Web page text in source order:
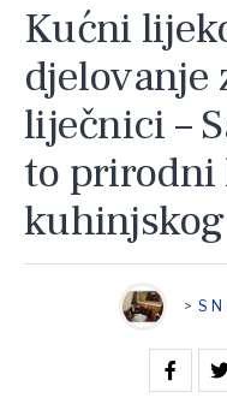
Kućni
djelovanje
liječnici –
to
> S N